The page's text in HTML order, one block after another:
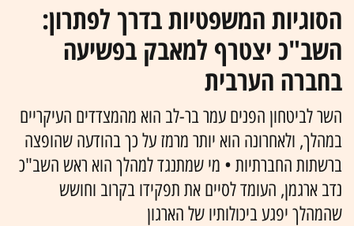
הסוגיות המשפטיות בדרך לפתרון:
השב"כ יצטרף למאבק בפשיעה
בחברה הערבית
השר לביטחון הפנים עמר בר-לב הוא מהמצדדים העיקריים
במהלך, ולאחרונה הוא יותר מרמז על כך בהודעה שהופצה
ברשתות החברתיות • מי שמתנגד למהלך הוא ראש השב"כ
נדב ארגמן, העומד לסיים את תפקידו בקרוב וחושש
שהמהלך יפגע ביכולותיו של הארגון